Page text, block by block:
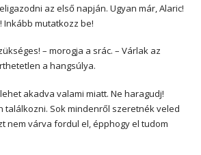
az első napján. Ugyan már, Alaric!
Inkább mutatkozz be!
– morogja a srác. – Várlak az
a hangsúlya.
akadva valami miatt. Ne haragudj!
találkozni. Sok mindenről szeretnék veled
nem várva fordul el, épphogy el tudom